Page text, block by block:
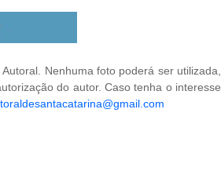
Nenhuma foto poderá ser utilizada,
do autor. Caso tenha o interesse